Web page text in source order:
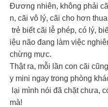
Đương nhiên, không phải
n, cãi vô lý, cãi cho hơn
trẻ biết cãi lễ phép, có lý,
iệu não đang làm việc
chừng mực.
Thật ra, mỗi lần con cãi
y mini ngay trong phòng
lại mình nói đã chặt chưa,
mà!